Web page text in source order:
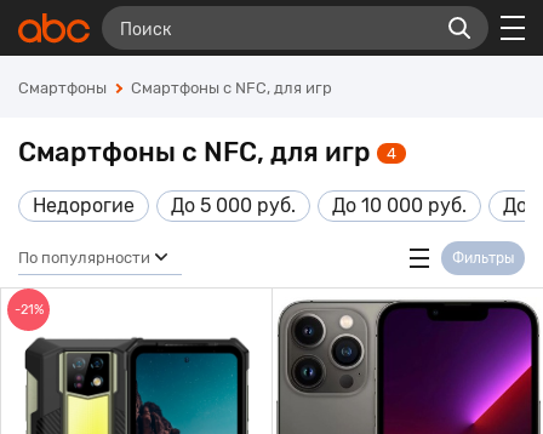
Смартфоны Смартфоны с NFC, для игр
Смартфоны с NFC, для игр 4
Недорогие До 5 000 руб. До 10 000 руб. До
По популярности Фильтры
-21%